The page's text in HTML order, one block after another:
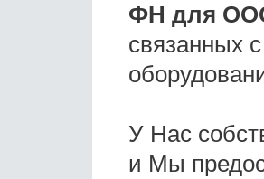
ФН для
связанных
У Нас
и Мы